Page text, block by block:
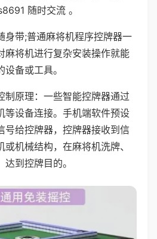
随时交流 。
身带;普通麻将机程序控牌器一
麻将机进行复杂安装操作就能
备或工具。
制原理：一些智能控牌器通过
等设备连接。手机端软件预设
号给控牌器，控牌器接收到信
机械结构，在麻将机洗牌、
到控牌目的。